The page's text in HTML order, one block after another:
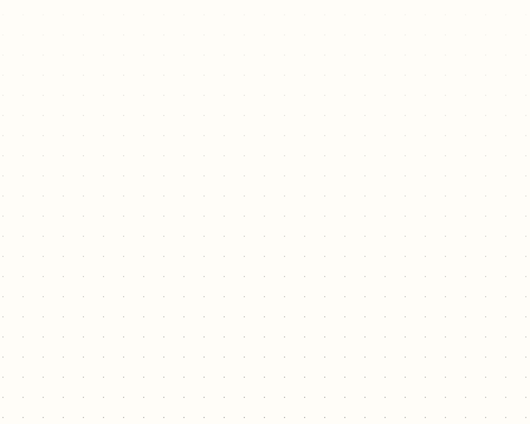
Vendre ou racheter une officine dans l'Hérault, le Gard,
l'Aveyron ou toute l'Occitanie : monopole pharmaceutique,
licence ARS, bail, droits d'enregistrement et fiscalité des plus-
values. Sur place ou à distance, par Me Benoît BIOT, avocat à
Montpellier.
15.05.2026